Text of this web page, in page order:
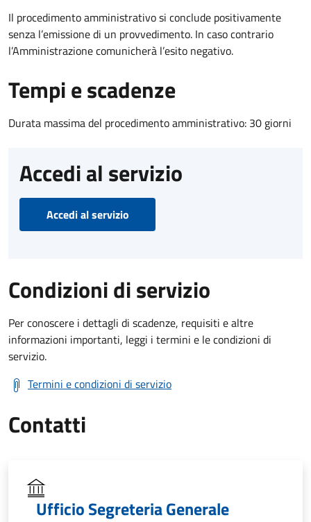
Il procedimento amministrativo si conclude positivamente
senza l’emissione di un provvedimento. In caso contrario
l’Amministrazione comunicherà l’esito negativo.
Tempi e scadenze
Durata massima del procedimento amministrativo: 30 giorni
Accedi al servizio
Accedi al servizio
Condizioni di servizio
Per conoscere i dettagli di scadenze, requisiti e altre
informazioni importanti, leggi i termini e le condizioni di
servizio.
Termini e condizioni di servizio
Contatti
Ufficio Segreteria Generale